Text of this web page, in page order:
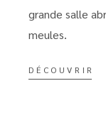
grande salle
meules.
DÉCOUVRIR